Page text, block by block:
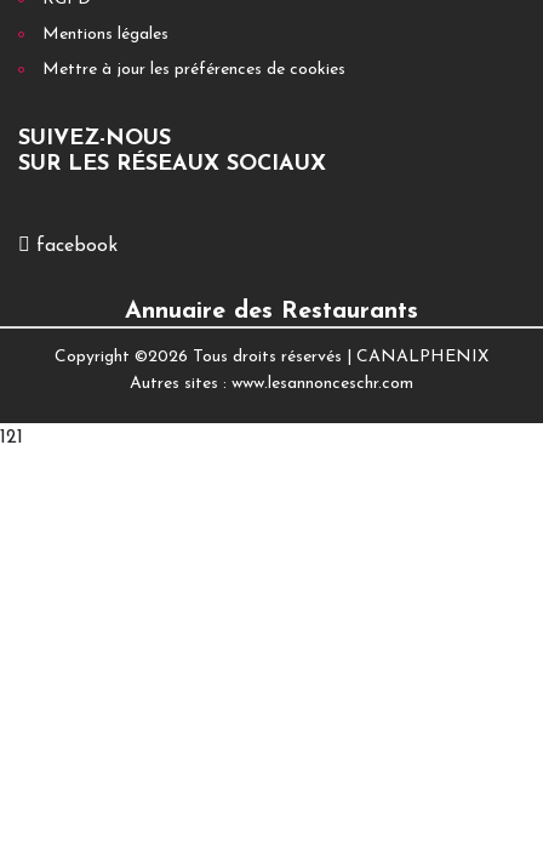
Mentions légales
Mettre à jour les préférences de cookies
SUIVEZ-NOUS
SUR LES RÉSEAUX SOCIAUX
facebook
Annuaire des Restaurants
Copyright ©2026 Tous droits réservés | CANALPHENIX
Autres sites : www.lesannonceschr.com
121